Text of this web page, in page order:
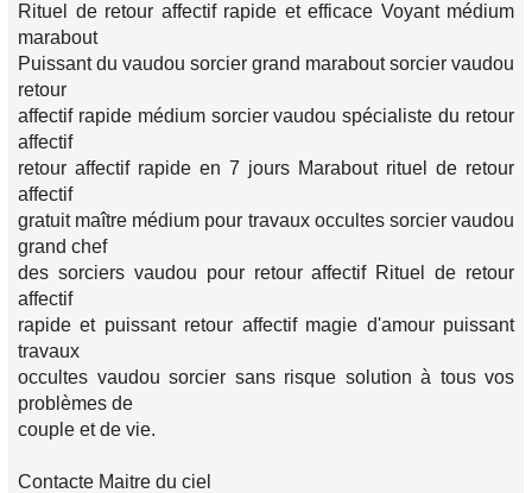
Rituel de retour affectif rapide et efficace Voyant médium
marabout
Puissant du vaudou sorcier grand marabout sorcier vaudou
retour
affectif rapide médium sorcier vaudou spécialiste du retour
affectif
retour affectif rapide en 7 jours Marabout rituel de retour
affectif
gratuit maître médium pour travaux occultes sorcier vaudou
grand chef
des sorciers vaudou pour retour affectif Rituel de retour
affectif
rapide et puissant retour affectif magie d'amour puissant
travaux
occultes vaudou sorcier sans risque solution à tous vos
problèmes de
couple et de vie.
Contacte Maitre du ciel